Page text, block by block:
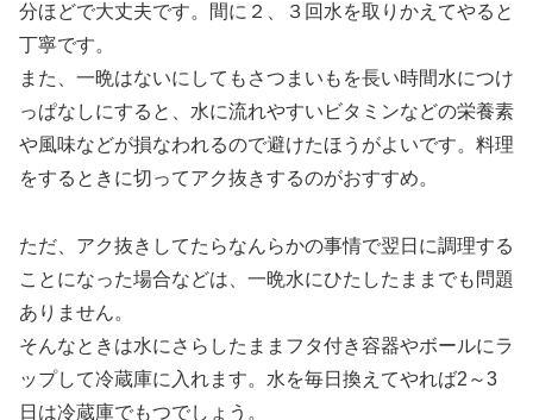
分ほどで大丈夫です。間に２、３回水を取りかえてやると
丁寧です。
また、一晩はないにしてもさつまいもを長い時間水につけ
っぱなしにすると、水に流れやすいビタミンなどの栄養素
や風味などが損なわれるので避けたほうがよいです。料理
をするときに切ってアク抜きするのがおすすめ。
ただ、アク抜きしてたらなんらかの事情で翌日に調理する
ことになった場合などは、一晩水にひたしたままでも問題
ありません。
そんなときは水にさらしたままフタ付き容器やボールにラ
ップして冷蔵庫に入れます。水を毎日換えてやれば2～3
日は冷蔵庫でもつでしょう。